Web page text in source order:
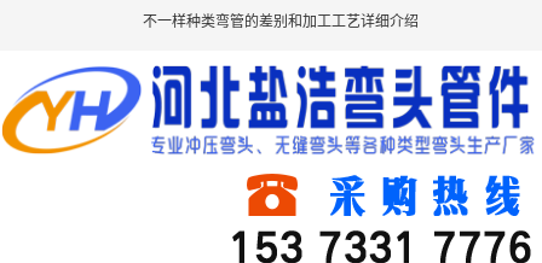
不一样种类弯管的差别和加工工艺详细介绍